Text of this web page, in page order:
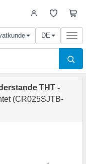
DE
THT -
(CR025SJTB-